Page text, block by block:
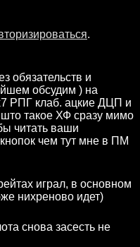
.
обязательств и
обсудим ) на
РПГ клаб. ацкие ДЦП и
такое ХФ сразу мимо
читать ваши
чем тут мне в ПМ
играл, в основном
нихреново идет)
снова засесть не